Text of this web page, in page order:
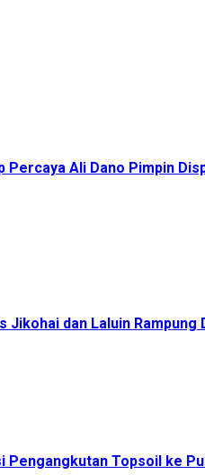
Percaya Ali Dano Pimpin
dan Laluin Rampung
Pengangkutan Topsoil ke